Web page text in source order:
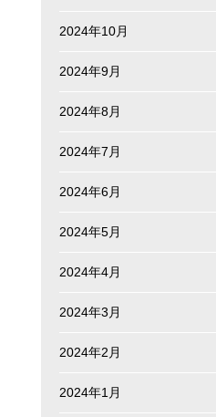
2024年10月
2024年9月
2024年8月
2024年7月
2024年6月
2024年5月
2024年4月
2024年3月
2024年2月
2024年1月